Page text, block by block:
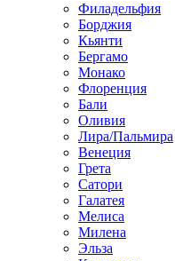
Филадельфия
Борджия
Кьянти
Бергамо
Монако
Флоренция
Бали
Оливия
Лира/Пальмира
Венеция
Грета
Сатори
Галатея
Мелиса
Милена
Эльза